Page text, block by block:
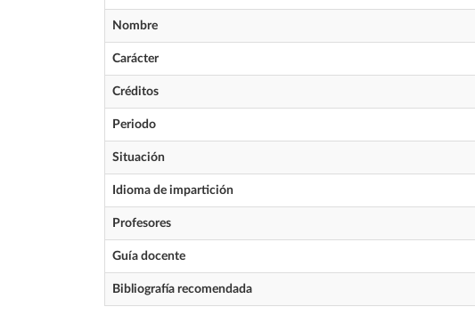
Nombre
Carácter
Créditos
Periodo
Situación
Idioma de impartición
Profesores
Guía docente
Bibliografía recomendada